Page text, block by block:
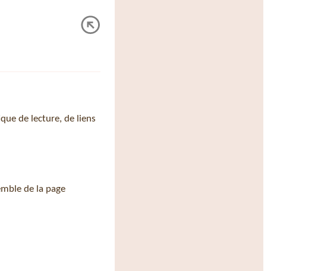
de lecture, de liens
de la page